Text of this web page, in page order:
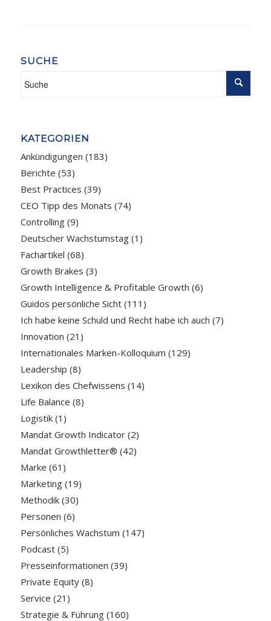
SUCHE
KATEGORIEN
Ankündigungen (183)
Berichte (53)
Best Practices (39)
CEO Tipp des Monats (74)
Controlling(9)
Deutscher Wachstumstag(1)
Fachartikel (68)
Growth Brakes (3)
Growth Intelligence & Profitable Growth (6)
Guidos persönliche Sicht(111)
Ich habe keine Schuld und Recht habe ich auch (7)
Innovation (21)
Internationales Marken-Kolloquium (129)
Leadership (8)
Lexikon des Chefwissens (14)
Life Balance (8)
Logistik(1)
Mandat Growth Indicator(2)
Mandat Growthletter® (42)
Marke (61)
Marketing(19)
Methodik(30)
Personen (6)
Persönliches Wachstum (147)
Podcast(5)
Presseinformationen (39)
Private Equity(8)
Service (21)
Strategie & Führung(160)